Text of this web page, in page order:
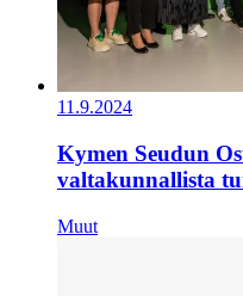
11.9.2024
Kymen Seudun
valtakunnallista
Muut